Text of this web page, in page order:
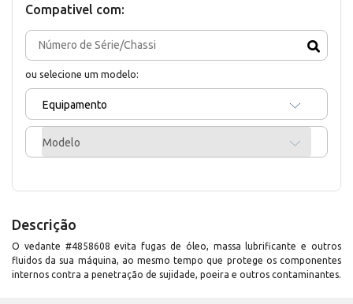
Compativel com:
ou selecione um modelo:
Equipamento
Modelo
Descrição
O vedante #4858608 evita fugas de óleo, massa lubrificante e outros
fluidos da sua máquina, ao mesmo tempo que protege os componentes
internos contra a penetração de sujidade, poeira e outros contaminantes.